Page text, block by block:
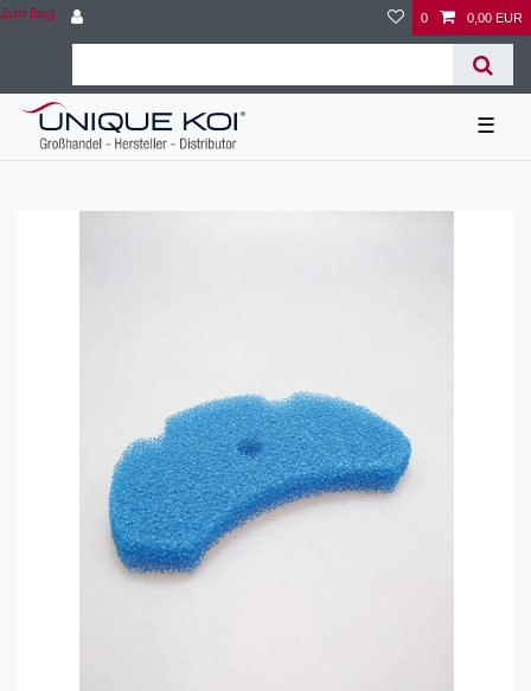
Zum Blog 0 0,00 EUR
☰